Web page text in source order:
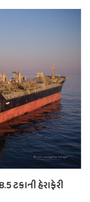
ટકાની હેરાફેરી